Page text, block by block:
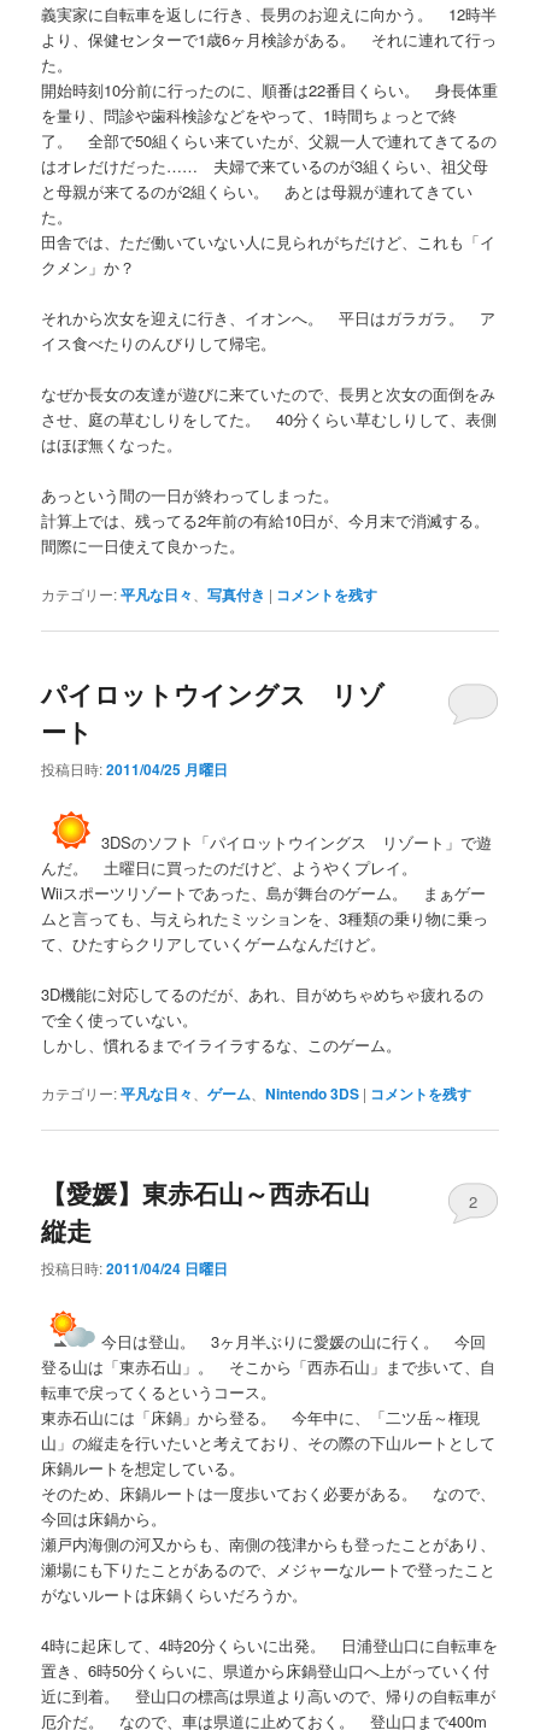
義実家に自転車を返しに行き、長男のお迎えに向かう。 12時半
より、保健センターで1歳6ヶ月検診がある。 それに連れて行っ
た。
開始時刻10分前に行ったのに、順番は22番目くらい。 身長体重
を量り、問診や歯科検診などをやって、1時間ちょっとで終
了。 全部で50組くらい来ていたが、父親一人で連れてきてるの
はオレだけだった…… 夫婦で来ているのが3組くらい、祖父母
と母親が来てるのが2組くらい。 あとは母親が連れてきてい
た。
田舎では、ただ働いていない人に見られがちだけど、これも「イ
クメン」か？
それから次女を迎えに行き、イオンへ。 平日はガラガラ。 ア
イス食べたりのんびりして帰宅。
なぜか長女の友達が遊びに来ていたので、長男と次女の面倒をみ
させ、庭の草むしりをしてた。 40分くらい草むしりして、表側
はほぼ無くなった。
あっという間の一日が終わってしまった。
計算上では、残ってる2年前の有給10日が、今月末で消滅する。
間際に一日使えて良かった。
カテゴリー:平凡な日々 、写真付き | コメントを残す
パイロットウイングス リゾ
ート
投稿日時:2011/04/25 月曜日
3DSのソフト「パイロットウイングス リゾート」で遊
んだ。 土曜日に買ったのだけど、ようやくプレイ。
Wiiスポーツリゾートであった、島が舞台のゲーム。 まぁゲー
ムと言っても、与えられたミッションを、3種類の乗り物に乗っ
て、ひたすらクリアしていくゲームなんだけど。
3D機能に対応してるのだが、あれ、目がめちゃめちゃ疲れるの
で全く使っていない。
しかし、慣れるまでイライラするな、このゲーム。
カテゴリー:平凡な日々 、ゲーム 、Nintendo 3DS | コメントを残す
【愛媛】東赤石山～西赤石山
縦走
投稿日時:2011/04/24 日曜日
2
今日は登山。 3ヶ月半ぶりに愛媛の山に行く。 今回
登る山は「東赤石山」。 そこから「西赤石山」まで歩いて、自
転車で戻ってくるというコース。
東赤石山には「床鍋」から登る。 今年中に、「二ツ岳～権現
山」の縦走を行いたいと考えており、その際の下山ルートとして
床鍋ルートを想定している。
そのため、床鍋ルートは一度歩いておく必要がある。 なので、
今回は床鍋から。
瀬戸内海側の河又からも、南側の筏津からも登ったことがあり、
瀬場にも下りたことがあるので、メジャーなルートで登ったこと
がないルートは床鍋くらいだろうか。
4時に起床して、4時20分くらいに出発。 日浦登山口に自転車を
置き、6時50分くらいに、県道から床鍋登山口へ上がっていく付
近に到着。 登山口の標高は県道より高いので、帰りの自転車が
厄介だ。 なので、車は県道に止めておく。 登山口まで400m